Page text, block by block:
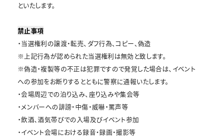
といたします。
禁止事項
・当選権利の譲渡・転売、ダフ行為、コピー、偽造
※上記行為が認められた当選権利は無効と致します。
※偽造・複製等の不正は犯罪ですので発覚した場合は、イベント
への参加をお断りするとともに警察に通報いたします。
・会場周辺での泊り込み、座り込みや集会等
・メンバーへの誹謗・中傷・威嚇・罵声等
・飲酒、酒気帯びでの入場及びイベント参加
・イベント会場における録音・録画・撮影等